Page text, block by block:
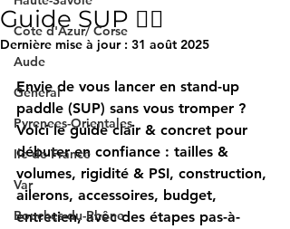
Cote d'Azur/ Corse
Aude
Général
Pyrenees-Orientales
Ile de France
Var
Bouches-du-Rhône
Guide SUP 🏄‍♂️
Dernière mise à jour : 31 août 2025
Envie de vous lancer en stand-up
paddle (SUP) sans vous tromper ?
Voici le guide clair & concret pour
débuter en confiance : tailles &
volumes, rigidité & PSI, construction,
ailerons, accessoires, budget,
entretien, avec des étapes pas-à-